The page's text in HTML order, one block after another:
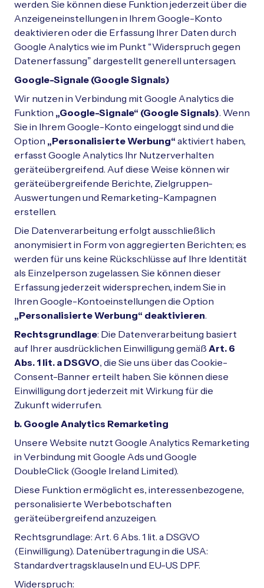
werden. Sie können diese Funktion jederzeit über die
Anzeigeneinstellungen in Ihrem Google-Konto
deaktivieren oder die Erfassung Ihrer Daten durch
Google Analytics wie im Punkt “Widerspruch gegen
Datenerfassung” dargestellt generell untersagen.
Google-Signale (Google Signals)
Wir nutzen in Verbindung mit Google Analytics die
Funktion „Google-Signale“ (Google Signals). Wenn
Sie in Ihrem Google-Konto eingeloggt sind und die
Option „Personalisierte Werbung“ aktiviert haben,
erfasst Google Analytics Ihr Nutzerverhalten
geräteübergreifend. Auf diese Weise können wir
geräteübergreifende Berichte, Zielgruppen-
Auswertungen und Remarketing-Kampagnen
erstellen.
Die Datenverarbeitung erfolgt ausschließlich
anonymisiert in Form von aggregierten Berichten; es
werden für uns keine Rückschlüsse auf Ihre Identität
als Einzelperson zugelassen. Sie können dieser
Erfassung jederzeit widersprechen, indem Sie in
Ihren Google-Kontoeinstellungen die Option
„Personalisierte Werbung“ deaktivieren.
Rechtsgrundlage: Die Datenverarbeitung basiert
auf Ihrer ausdrücklichen Einwilligung gemäß Art. 6
Abs. 1 lit. a DSGVO, die Sie uns über das Cookie-
Consent-Banner erteilt haben. Sie können diese
Einwilligung dort jederzeit mit Wirkung für die
Zukunft widerrufen.
b. Google Analytics Remarketing
Unsere Website nutzt Google Analytics Remarketing
in Verbindung mit Google Ads und Google
DoubleClick (Google Ireland Limited).
Diese Funktion ermöglicht es, interessenbezogene,
personalisierte Werbebotschaften
geräteübergreifend anzuzeigen.
Rechtsgrundlage: Art. 6 Abs. 1 lit. a DSGVO
(Einwilligung). Datenübertragung in die USA:
Standardvertragsklauseln und EU-US DPF.
Widerspruch: